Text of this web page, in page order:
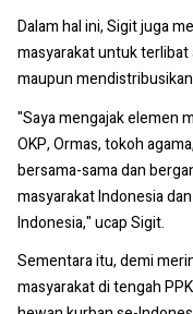
Dalam hal ini, Sigit juga
masyarakat untuk
maupun
"Saya mengajak elemen
OKP, Ormas, tokoh
bersama-sama dan
masyarakat Indonesia
Indonesia," ucap Sigit.
Sementara itu, demi
masyarakat di tengah